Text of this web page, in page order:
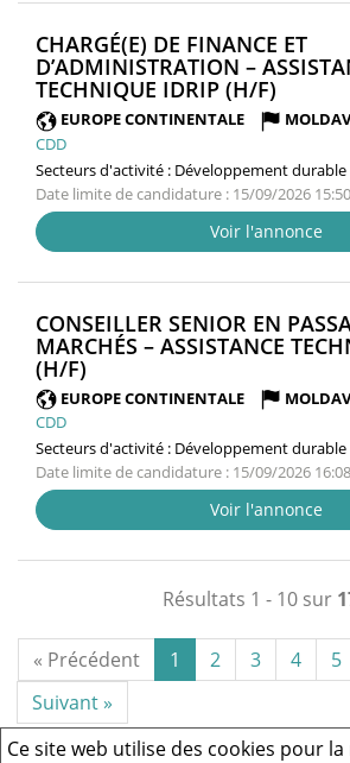
Ce site web utilise des cookies pour
CHARGÉ(E) DE FINANCE ET
D’ADMINISTRATION –
TECHNIQUE IDRIP (H/F)
EUROPE CONTINENTALE
CDD
Secteurs d'activité : Développement durable
Date limite de candidature : 15/09/2026 15:50
Voir l'annonce
CONSEILLER SENIOR EN
MARCHÉS – ASSISTANCE
(H/F)
FENÊTRE)
EUROPE CONTINENTALE
CDD
Secteurs d'activité : Développement durable
Date limite de candidature : 15/09/2026 16:08
Voir l'annonce
Résultats 1 - 10 sur
« Précédent 1 2 3 4 5
Suivant »